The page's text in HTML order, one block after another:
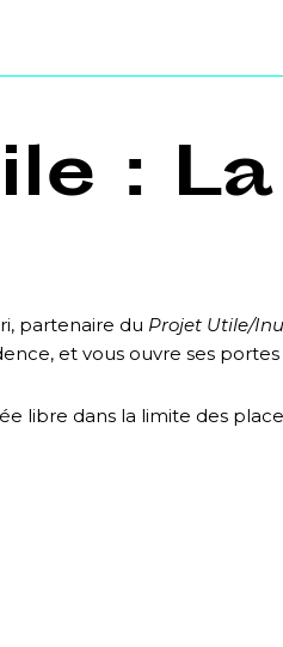
:
partenaire du Projet Utile/
et vous ouvre ses
libre dans la limite des